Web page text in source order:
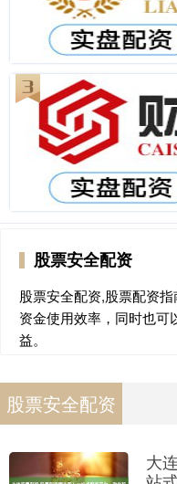
股票安全配资
股票安全配资,股票配资
资金使用效率，同时也可
益。
股票安全配资
大